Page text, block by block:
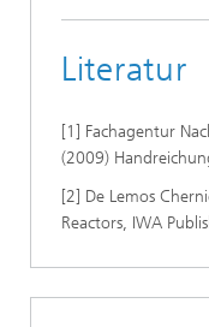
Literatur
[1] Fachagentur
(2009)
[2] De Lemos
Reactors, IWA